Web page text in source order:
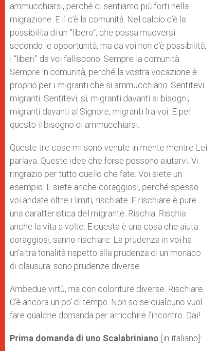
ammucchiarsi, perché ci sentiamo più forti nella
migrazione. E lì c’è la comunità. Nel calcio c’è la
possibilità di un “libero”, che possa muoversi
secondo le opportunità, ma da voi non c’è possibilità,
i “liberi” da voi falliscono. Sempre la comunità.
Sempre in comunità, perché la vostra vocazione è
proprio per i migranti che si ammucchiano. Sentitevi
migranti. Sentitevi, sì, migranti davanti ai bisogni,
migranti davanti al Signore, migranti fra voi. E per
questo il bisogno di ammucchiarsi.
Queste tre cose mi sono venute in mente mentre Lei
parlava. Queste idee che forse possono aiutarvi. Vi
ringrazio per tutto quello che fate. Voi siete un
esempio. E siete anche coraggiosi, perché spesso
voi andate oltre i limiti, rischiate. E rischiare è pure
una caratteristica del migrante. Rischia. Rischia
anche la vita a volte. E questa è una cosa che aiuta:
coraggiosi, sanno rischiare. La prudenza in voi ha
un’altra tonalità rispetto alla prudenza di un monaco
di clausura: sono prudenze diverse.
Ambedue virtù, ma con coloriture diverse. Rischiare.
C’è ancora un po’ di tempo. Non so se qualcuno vuol
fare qualche domanda per arricchire l’incontro. Dai!
Prima domanda di uno Scalabriniano [in italiano]: